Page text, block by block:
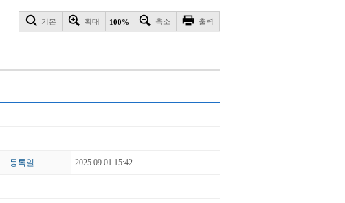
기본 확대 100% 축소 출력
등록일 2025.09.01 15:42